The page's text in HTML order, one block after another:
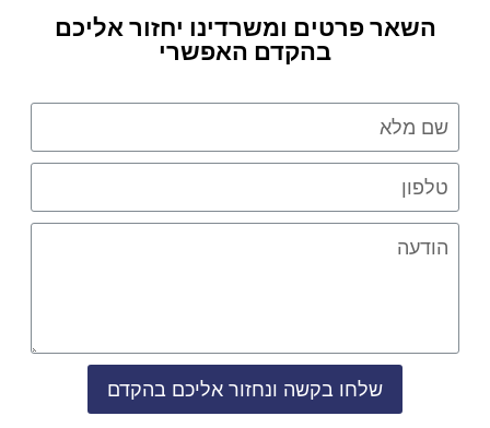
השאר פרטים ומשרדינו יחזור אליכם
בהקדם האפשרי
שלחו בקשה ונחזור אליכם בהקדם